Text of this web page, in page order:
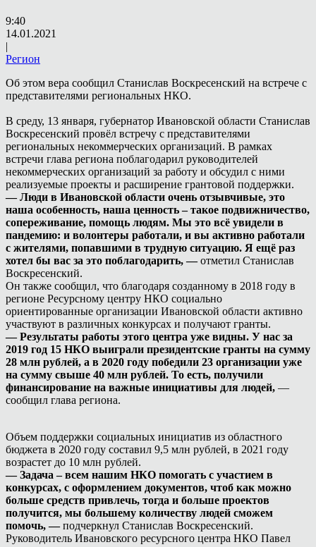
9:40
14.01.2021
|
Регион
Об этом вера сообщил Станислав Воскресенский на встрече с
представителями региональных НКО.
В среду, 13 января, губернатор Ивановской области Станислав
Воскресенский провёл встречу с представителями
региональных некоммерческих организаций. В рамках
встречи глава региона поблагодарил руководителей
некоммерческих организаций за работу и обсудил с ними
реализуемые проекты и расширение грантовой поддержки.
— Люди в Ивановской области очень отзывчивые, это
наша особенность, наша ценность – такое подвижничество,
сопереживание, помощь людям. Мы это всё увидели в
пандемию: и волонтеры работали, и вы активно работали
с жителями, попавшими в трудную ситуацию. Я ещё раз
хотел бы вас за это поблагодарить, —отметил Станислав
Воскресенский.
Он также сообщил, что благодаря созданному в 2018 году в
регионе Ресурсному центру НКО социально
ориентированные организации Ивановской области активно
участвуют в различных конкурсах и получают гранты.
— Результаты работы этого центра уже видны. У нас за
2019 год 15 НКО выиграли президентские гранты на сумму
28 млн рублей, а в 2020 году победили 23 организации уже
на сумму свыше 40 млн рублей. То есть, получили
финансирование на важные инициативы для людей, —
сообщил глава региона.
Объем поддержки социальных инициатив из областного
бюджета в 2020 году составил 9,5 млн рублей, в 2021 году
возрастет до 10 млн рублей.
— Задача – всем нашим НКО помогать с участием в
конкурсах, с оформлением документов, чтоб как можно
больше средств привлечь, тогда и больше проектов
получится, мы большему количеству людей сможем
помочь, —подчеркнул Станислав Воскресенский.
Руководитель Ивановского ресурсного центра НКО Павел